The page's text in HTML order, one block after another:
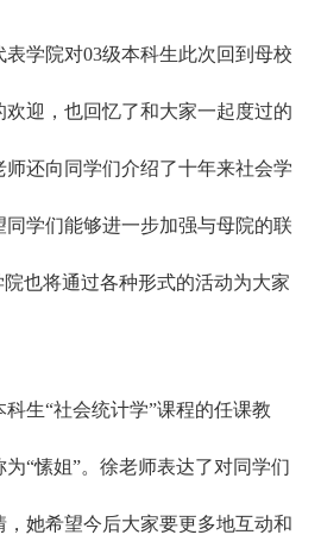
表学院对03级本科生此次回到母校
迎，也回忆了和大家一起度过的
还向同学们介绍了十年来社会学
同学们能够进一步加强与母院的联
院也将通过各种形式的活动为大家
生“社会统计学”课程的任课教
“愫姐”。徐老师表达了对同学们
她希望今后大家要更多地互动和